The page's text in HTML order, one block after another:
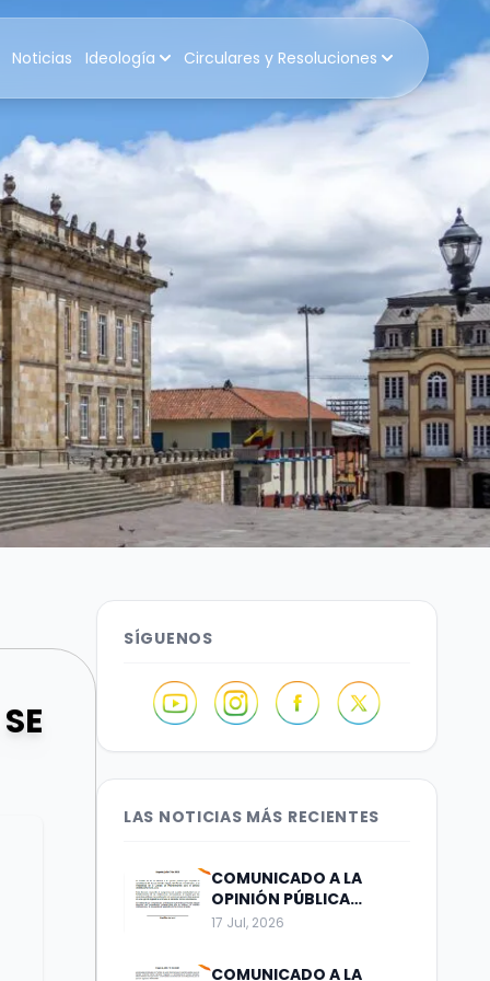
Noticias Ideología Circulares y Resoluciones
SÍGUENOS
LAS NOTICIAS MÁS RECIENTES
COMUNICADO A LA
OPINIÓN PÚBLICA
Bogotá, julio 17 de 2026
17 Jul, 2026
COMUNICADO A LA